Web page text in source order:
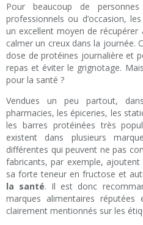
Pour beaucoup de
professionnels ou d’occasion,
un excellent moyen de
calmer un creux dans la journée.
dose de protéines journalière et
repas et éviter le grignotage.
pour la santé ?
Vendues un peu partout,
pharmacies, les épiceries, les
les barres protéinées très
existent dans plusieurs
différentes qui peuvent ne pas
fabricants, par exemple, ajoutent
sa forte teneur en fructose et
la santé. Il est donc
marques alimentaires
clairement mentionnés sur les